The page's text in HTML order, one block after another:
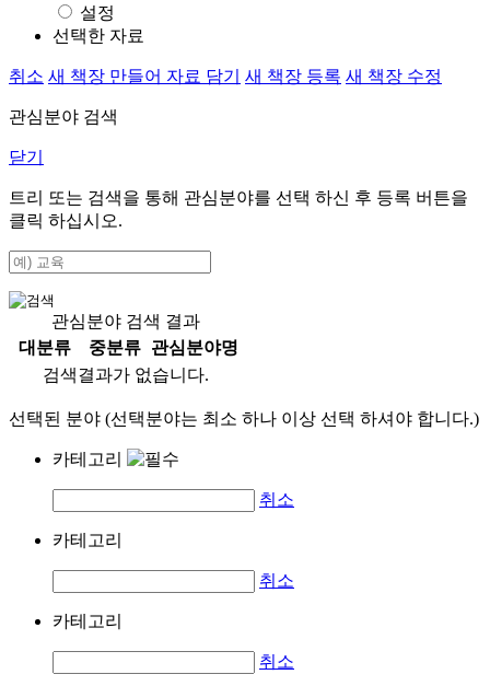
설정
선택한 자료
취소 새 책장 만들어 자료 담기 새 책장 등록 새 책장 수정
관심분야 검색
닫기
트리 또는 검색을 통해 관심분야를 선택 하신 후 등록 버튼을
클릭 하십시오.
관심분야 검색 결과
대분류
중분류
관심분야명
검색결과가 없습니다.
선택된 분야 (선택분야는 최소 하나 이상 선택 하셔야 합니다.)
카테고리
취소
카테고리
취소
카테고리
취소